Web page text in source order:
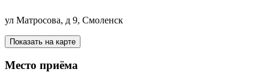
ул Матросова, д 9, Смоленск
Показать на карте
Место приёма